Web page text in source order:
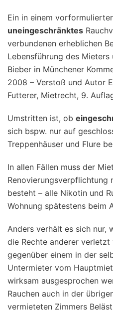
Ein in einem
uneingeschränktes
verbundenen erheblichen
Lebensführung des
Bieber in Münchener
2008 – Verstoß und Autor
Futterer, Mietrecht, 9.
Umstritten ist, ob
sich bspw. nur auf
Treppenhäuser und Flure
In allen Fällen muss der
Renovierungsverpflichtung
besteht – alle Nikotin und
Wohnung spätestens beim
Anders verhält es sich nur,
die Rechte anderer verletzt
gegenüber einem in der
Untermieter vom
wirksam ausgesprochen
Rauchen auch in der
vermieteten Zimmers